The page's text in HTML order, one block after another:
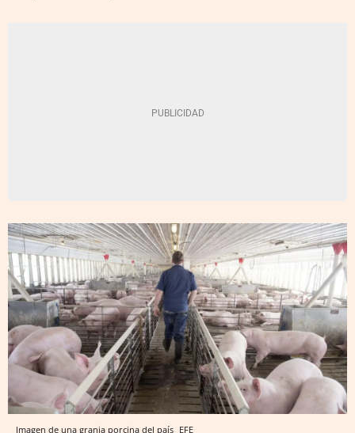
Imagen de una granja porcina del país EFE